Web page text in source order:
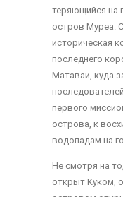
теряющийся на
остров Муреа.
историческая
последнего
Матаваи, куда
первого
острова, к
водопадам на
Не смотря на
открыт Куком,